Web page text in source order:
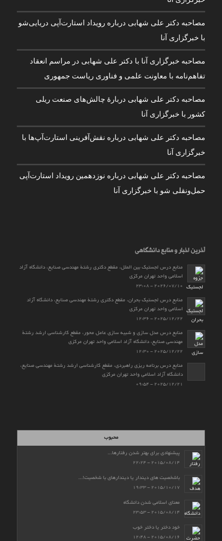
مصاحبه دکتر علی شهابی درباره رویداد استارت‌آپی دریایی‌شو
با خبرگزاری آنا
مصاحبه خبرگزاری آنا با دکتر علی شهابی در مراسم انعقاد
تفاهم‌نامه با معاونت علمی و فناوری ریاست جمهوری
مصاحبه دکتر علی شهابی دربارۀ چالش‌های صنعت ریلی
کشور با خبرگزاری آنا
مصاحبه دکتر علی شهابی درباره نقش‌آفرینی استارت‌آپ‌ها با
خبرگزاری آنا
مصاحبه دکتر علی شهابی درباره نوزدهمین رویداد استارت‌آپی
حمل‌ونقلی شو با خبرگزاری آنا
آخرین اخبار و منابع دانشگاهی
منابع درس لجستیک بین الملل، مقطع دکتری رشتۀ مهندسی صنایع، دانشگاه آزاد
اسلامی واحد تهران مرکزی
2026/07/10 - 23:08
منابع درس لجستیک بحران، مقطع دکتری رشتۀ مهندسی صنایع، دانشگاه آزاد
اسلامی واحد تهران مرکزی
2025/12/22 - 12:36
منابع درس مدل سازی و شبیه سازی عامل محور، مقطع کارشناسی ارشد رشتۀ
مهندسی صنایع، دانشگاه آزاد اسلامی واحد تهران مرکزی
2025/12/22 - 12:30
منابع درس برنامه ریزی راهبردی، مقطع کارشناسی ارشد رشتۀ مهندسی صنایع،
دانشگاه آزاد اسلامی واحد تهران مرکزی
2025/12/21 - 09:54
محبوب
پیشنهادی برای بهتر شدن رفتارها...
2015/08/14 - 22:24
باشخصیت های دیندار یا دیندارهای با شخصیت!...
2015/10/17 - 19:33
معنای اسلامی شدن دانشگاه
2015/08/14 - 23:53
خودِ دختر یا دخترِ خوب
2015/08/16 - 12:48